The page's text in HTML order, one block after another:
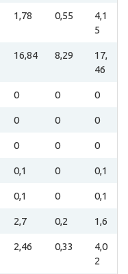
1,78 0,55
4,1
5
16,84 8,29
17,
46
0 0 0
0 0 0
0 0 0
0,1 0 0,1
0,1 0 0,1
2,7 0,2 1,6
2,46 0,33
4,0
2